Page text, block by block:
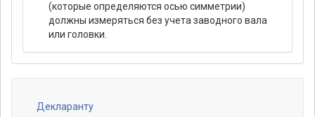
(которые определяются осью симметрии)
должны измеряться без учета заводного вала
или головки.
Декларанту